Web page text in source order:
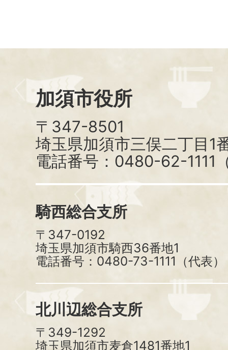
加須市役所
〒347-8501
埼玉県加須市三俣二丁目1
電話番号：0480-62-1111
騎西総合支所
〒347-0192
埼玉県加須市騎西36番地1
電話番号：0480-73-1111（代表）
北川辺総合支所
〒349-1292
埼玉県加須市麦倉1481番地1